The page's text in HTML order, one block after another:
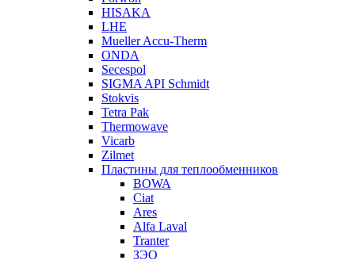
HISAKA
LHE
Mueller Accu-Therm
ONDA
Secespol
SIGMA API Schmidt
Stokvis
Tetra Pak
Thermowave
Vicarb
Zilmet
Пластины для теплообменников
BOWA
Ciat
Ares
Alfa Laval
Tranter
ЗЭО